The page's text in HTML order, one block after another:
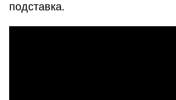
подставка.